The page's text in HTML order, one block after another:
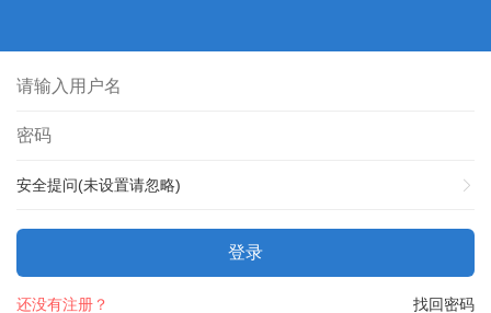
安全提问(未设置请忽略)
登录
找回密码
还没有注册？